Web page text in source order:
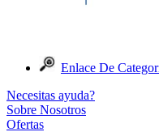
Enlace De
Necesitas ayuda?
Sobre Nosotros
Ofertas